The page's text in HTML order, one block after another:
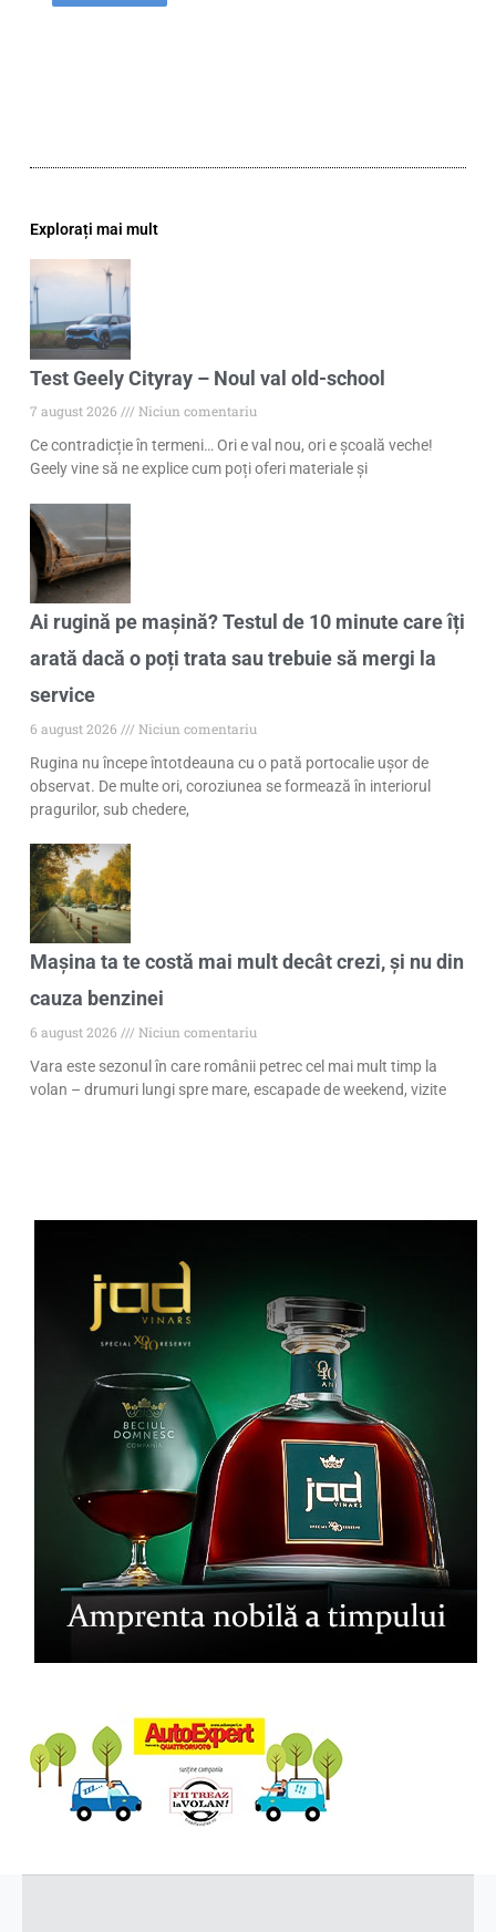
Explorați mai mult
Test Geely Cityray – Noul val old-school
7 august 2026
Niciun comentariu
Ce contradicție în termeni… Ori e val nou, ori e școală veche!
Geely vine să ne explice cum poți oferi materiale și
Ai rugină pe mașină? Testul de 10 minute care îți
arată dacă o poți trata sau trebuie să mergi la
service
6 august 2026
Niciun comentariu
Rugina nu începe întotdeauna cu o pată portocalie ușor de
observat. De multe ori, coroziunea se formează în interiorul
pragurilor, sub chedere,
Mașina ta te costă mai mult decât crezi, și nu din
cauza benzinei
6 august 2026
Niciun comentariu
Vara este sezonul în care românii petrec cel mai mult timp la
volan – drumuri lungi spre mare, escapade de weekend, vizite